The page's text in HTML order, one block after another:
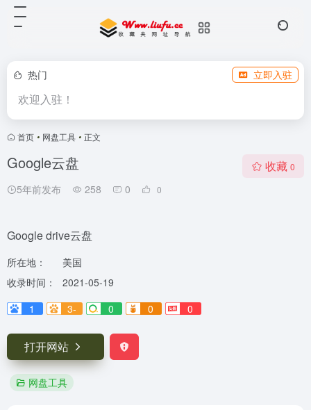
热门 立即入驻
欢迎入驻！
首页 • 网盘工具 • 正文
Google云盘
5年前发布 258 0 0
收藏 0
Google drive云盘
所在地：
美国
收录时间：
2021-05-19
1
3- 0 0 0
打开网站
网盘工具